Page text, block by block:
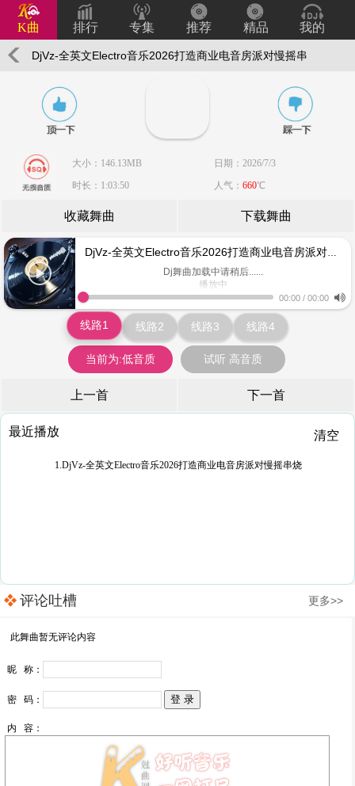
K曲 排行 专集 推荐 精品 我的
DjVz-全英文Electro音乐2026打造商业电音房派对慢摇串
大小：146.13MB
日期：2026/7/3
时长：1:03:50
人气： 660℃
收藏舞曲 下载舞曲
DjVz-全英文Electro音乐2026打造商业电音房派对慢摇串烧
Dj舞曲加载中请稍后......
播放中
www.keiqu.com
00:00 / 00:00
线路1 线路2 线路3 线路4
当前为:低音质 试听 高音质
上一首 下一首
最近播放 清空
1.DjVz-全英文Electro音乐2026打造商业电音房派对慢摇串烧
评论吐槽 更多>>